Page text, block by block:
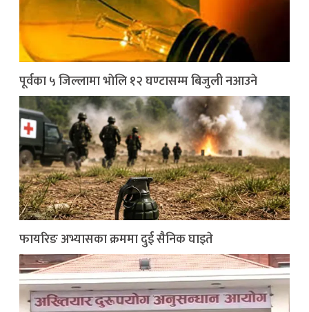
पूर्वका ५ जिल्लामा भाेलि १२ घण्टासम्म बिजुली नआउने
फायरिङ अभ्यासका क्रममा दुई सैनिक घाइते